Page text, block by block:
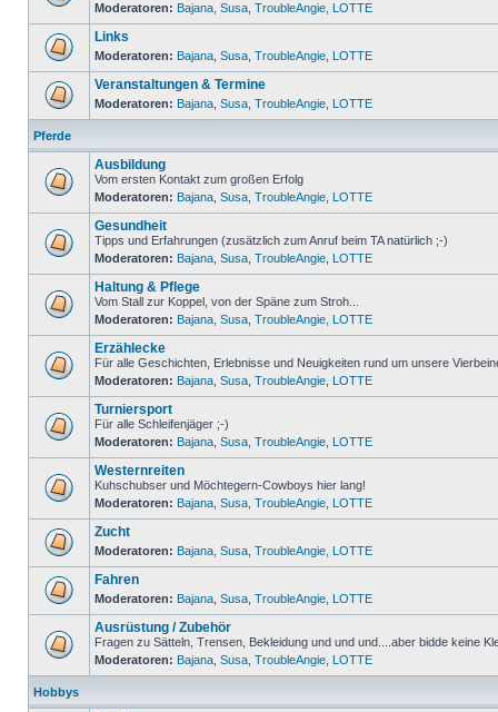
Moderatoren: Bajana Susa TroubleAngie LOTTE
Links
Moderatoren: Bajana Susa TroubleAngie LOTTE
Veranstaltungen & Termine
Moderatoren: Bajana Susa TroubleAngie LOTTE
Pferde
Ausbildung
Vom ersten Kontakt zum großen Erfolg
Moderatoren: Bajana Susa TroubleAngie LOTTE
Gesundheit
Tipps und Erfahrungen (zusätzlich zum Anruf beim TA natürlich ;-)
Moderatoren: Bajana Susa TroubleAngie LOTTE
Haltung & Pflege
Vom Stall zur Koppel, von der Späne zum Stroh...
Moderatoren: Bajana Susa TroubleAngie LOTTE
Erzählecke
Für alle Geschichten, Erlebnisse und Neuigkeiten rund um unsere
Moderatoren: Bajana Susa TroubleAngie LOTTE
Turniersport
Für alle Schleifenjäger ;-)
Moderatoren: Bajana Susa TroubleAngie LOTTE
Westernreiten
Kuhschubser und Möchtegern-Cowboys hier lang!
Moderatoren: Bajana Susa TroubleAngie LOTTE
Zucht
Moderatoren: Bajana Susa TroubleAngie LOTTE
Fahren
Moderatoren: Bajana Susa TroubleAngie LOTTE
Ausrüstung / Zubehör
Fragen zu Sätteln, Trensen, Bekleidung und und und....aber bidde keine
Moderatoren: Bajana Susa TroubleAngie LOTTE
Hobbys